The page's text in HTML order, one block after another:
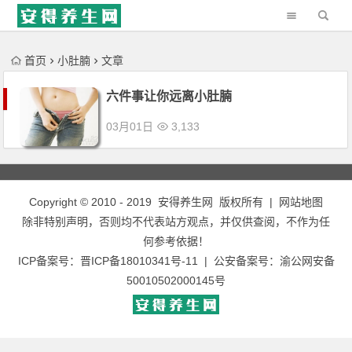
'); })();
首页 小肚腩 文章
六件事让你远离小肚腩
03月01日 3,133
Copyright © 2010 - 2019 安得养生网 版权所有 |
网站地图
除非特别声明，否则均不代表站方观点，并仅供查阅，不作为任
何参考依据！
ICP备案号： 晋ICP备18010341号-11 | 公安备案号： 渝公网安备
50010502000145号